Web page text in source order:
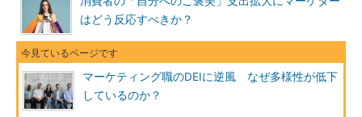
はどう反応すべきか？
マーケティング職のDEIに逆風 なぜ多様性が低下
しているのか？